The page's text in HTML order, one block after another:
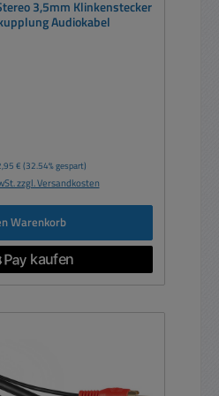
3,5mm Klinkenstecker
Audiokabel
Preis:
€ (32.54% gespart)
zzgl. Versandkosten
Warenkorb